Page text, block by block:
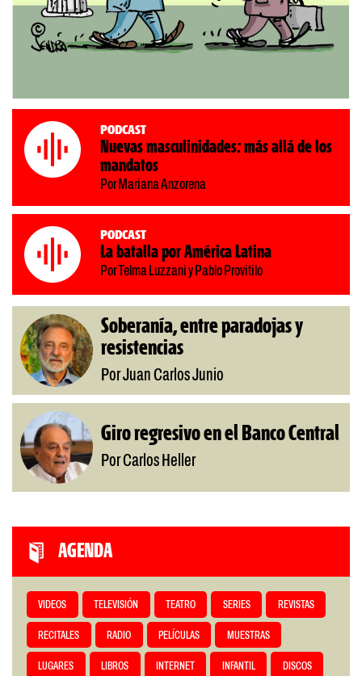
Podcast
Nuevas masculinidades: más allá de los
mandatos
Por Mariana Anzorena
Podcast
La batalla por América Latina
Por Telma Luzzani y Pablo Provitilo
Soberanía, entre paradojas y
resistencias
Por Juan Carlos Junio
Giro regresivo en el Banco Central
Por Carlos Heller
AGENDA
VIDEOS TELEVISIÓN TEATRO SERIES REVISTAS
RECITALES RADIO PELÍCULAS MUESTRAS
LUGARES LIBROS INTERNET INFANTIL DISCOS